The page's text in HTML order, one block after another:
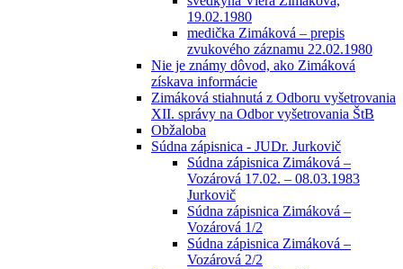
19.02.1980
medička Zimáková – prepis
zvukového záznamu 22.02.1980
Nie je známy dôvod, ako Zimáková
získava informácie
Zimáková stiahnutá z Odboru vyšetrovania
XII. správy na Odbor vyšetrovania ŠtB
Obžaloba
Súdna zápisnica - JUDr. Jurkovič
Súdna zápisnica Zimáková –
Vozárová 17.02. – 08.03.1983
Jurkovič
Súdna zápisnica Zimáková –
Vozárová 1/2
Súdna zápisnica Zimáková –
Vozárová 2/2